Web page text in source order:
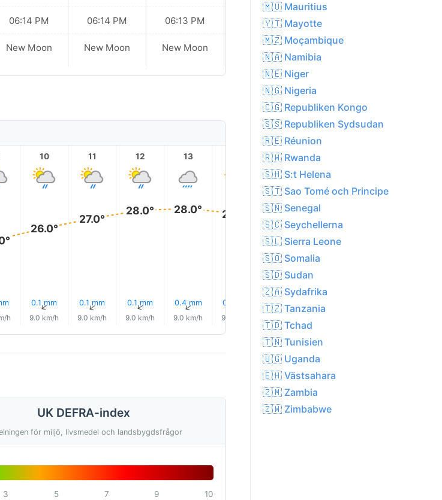
06:14 PM
New Moon
06:14 PM
New Moon
06:13 PM
New Moon
06:13 PM
New Moon
h
10
26.0°
0.1 mm
↑
9.0 km/h
11
27.0°
0.1 mm
↑
9.0 km/h
12
28.0°
0.1 mm
↑
9.0 km/h
13
28.0°
0.4 mm
↑
9.0 km/h
28.0°
0.3 mm
9.0 km/h
15
27.0°
0.8 mm
↑
27.0°
2.1 mm
UK DEFRA-index
för miljö, livsmedel och landsbygdsfrågor
3 5 7 9 10
🇲🇺 Mauritius
🇾🇹 Mayotte
🇲🇿 Moçambique
🇳🇦 Namibia
🇳🇪 Niger
🇳🇬 Nigeria
🇨🇬 Republiken Kongo
🇸🇸 Republiken Sydsudan
🇷🇪 Réunion
🇷🇼 Rwanda
🇸🇭 S:t Helena
🇸🇹 Sao Tomé och Principe
🇸🇳 Senegal
🇸🇨 Seychellerna
🇸🇱 Sierra Leone
🇸🇴 Somalia
🇸🇩 Sudan
🇿🇦 Sydafrika
🇹🇿 Tanzania
🇹🇩 Tchad
🇹🇳 Tunisien
🇺🇬 Uganda
🇪🇭 Västsahara
🇿🇲 Zambia
🇿🇼 Zimbabwe